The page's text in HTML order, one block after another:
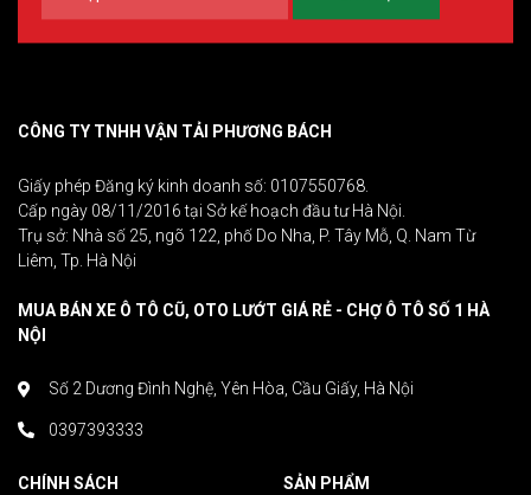
CÔNG TY TNHH VẬN TẢI PHƯƠNG BÁCH
Giấy phép Đăng ký kinh doanh số: 0107550768.
Cấp ngày 08/11/2016 tại Sở kế hoạch đầu tư Hà Nội.
Trụ sở: Nhà số 25, ngõ 122, phố Do Nha, P. Tây Mỗ, Q. Nam Từ
Liêm, Tp. Hà Nội
MUA BÁN XE Ô TÔ CŨ, OTO LƯỚT GIÁ RẺ - CHỢ Ô TÔ SỐ 1 HÀ
NỘI
Số 2 Dương Đình Nghệ, Yên Hòa, Cầu Giấy, Hà Nội
0397393333
CHÍNH SÁCH SẢN PHẨM